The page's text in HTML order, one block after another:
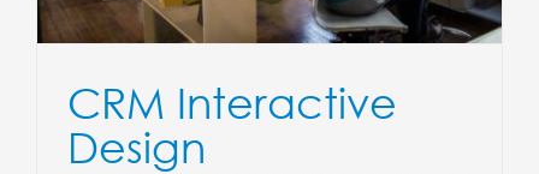
CRM Interactive
Design